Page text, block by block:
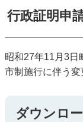
行政証明申
昭和27年11月3日
市制施行に伴う変
ダウンロ